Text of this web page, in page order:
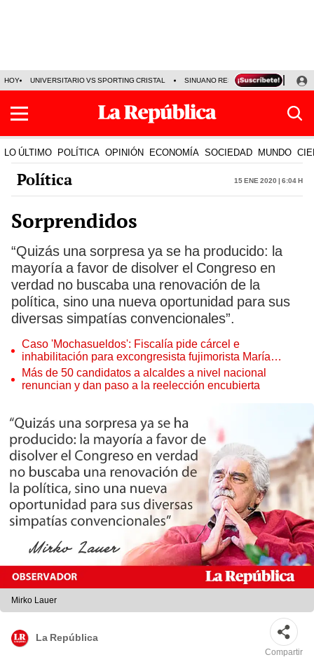
HOY UNIVERSITARIO VS SPORTING CRISTAL SINUANO RESULTADOS HOY
LO ÚLTIMO POLÍTICA OPINIÓN ECONOMÍA SOCIEDAD MUNDO
Política 15 Ene 2020 | 6:04 h
Sorprendidos
“Quizás una sorpresa ya se ha producido: la
mayoría a favor de disolver el Congreso en
verdad no buscaba una renovación de la
política, sino una nueva oportunidad para sus
diversas simpatías convencionales”.
Caso 'Mochasueldos': Fiscalía pide cárcel e
inhabilitación para excongresista fujimorista María
Cordero Jon Tay
Más de 50 candidatos a alcaldes a nivel nacional
renuncian y dan paso a la reelección encubierta
Mirko Lauer
La República
Compartir